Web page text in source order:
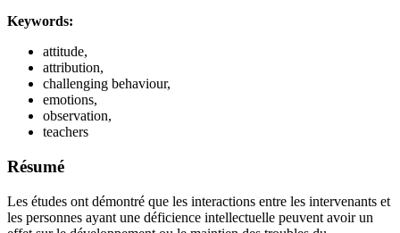
Keywords:
attitude,
attribution,
challenging behaviour,
emotions,
observation,
teachers
Résumé
Les études ont démontré que les interactions entre les intervenants et
les personnes ayant une déficience intellectuelle peuvent avoir un